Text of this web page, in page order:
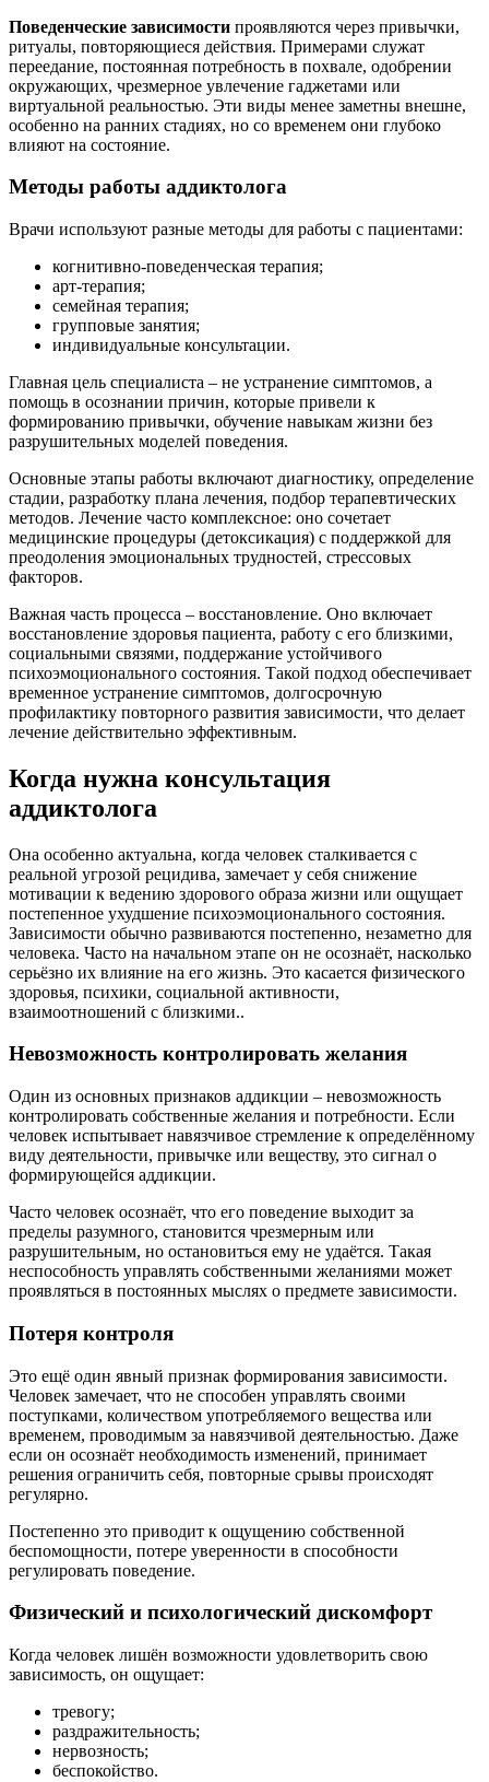
Поведенческие зависимости проявляются через привычки,
ритуалы, повторяющиеся действия. Примерами служат
переедание, постоянная потребность в похвале, одобрении
окружающих, чрезмерное увлечение гаджетами или
виртуальной реальностью. Эти виды менее заметны внешне,
особенно на ранних стадиях, но со временем они глубоко
влияют на состояние.
Методы работы аддиктолога
Врачи используют разные методы для работы с пациентами:
когнитивно-поведенческая терапия;
арт-терапия;
семейная терапия;
групповые занятия;
индивидуальные консультации.
Главная цель специалиста – не устранение симптомов, а
помощь в осознании причин, которые привели к
формированию привычки, обучение навыкам жизни без
разрушительных моделей поведения.
Основные этапы работы включают диагностику, определение
стадии, разработку плана лечения, подбор терапевтических
методов. Лечение часто комплексное: оно сочетает
медицинские процедуры (детоксикация) с поддержкой для
преодоления эмоциональных трудностей, стрессовых
факторов.
Важная часть процесса – восстановление. Оно включает
восстановление здоровья пациента, работу с его близкими,
социальными связями, поддержание устойчивого
психоэмоционального состояния. Такой подход обеспечивает
временное устранение симптомов, долгосрочную
профилактику повторного развития зависимости, что делает
лечение действительно эффективным.
Когда нужна консультация
аддиктолога
Она особенно актуальна, когда человек сталкивается с
реальной угрозой рецидива, замечает у себя снижение
мотивации к ведению здорового образа жизни или ощущает
постепенное ухудшение психоэмоционального состояния.
Зависимости обычно развиваются постепенно, незаметно для
человека. Часто на начальном этапе он не осознаёт, насколько
серьёзно их влияние на его жизнь. Это касается физического
здоровья, психики, социальной активности,
взаимоотношений с близкими..
Невозможность контролировать желания
Один из основных признаков аддикции – невозможность
контролировать собственные желания и потребности. Если
человек испытывает навязчивое стремление к определённому
виду деятельности, привычке или веществу, это сигнал о
формирующейся аддикции.
Часто человек осознаёт, что его поведение выходит за
пределы разумного, становится чрезмерным или
разрушительным, но остановиться ему не удаётся. Такая
неспособность управлять собственными желаниями может
проявляться в постоянных мыслях о предмете зависимости.
Потеря контроля
Это ещё один явный признак формирования зависимости.
Человек замечает, что не способен управлять своими
поступками, количеством употребляемого вещества или
временем, проводимым за навязчивой деятельностью. Даже
если он осознаёт необходимость изменений, принимает
решения ограничить себя, повторные срывы происходят
регулярно.
Постепенно это приводит к ощущению собственной
беспомощности, потере уверенности в способности
регулировать поведение.
Физический и психологический дискомфорт
Когда человек лишён возможности удовлетворить свою
зависимость, он ощущает:
тревогу;
раздражительность;
нервозность;
беспокойство.